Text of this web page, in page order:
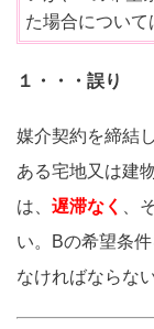
た場合について
１・・・誤り
媒介契約を締結
ある宅地又は建
は、 遅滞なく 、
い。Bの希望条
なければならな